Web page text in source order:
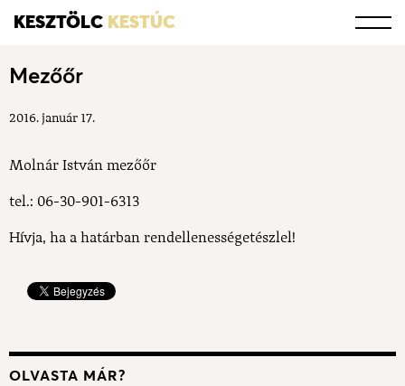
KESZTÖLC KESTÚC
Mezőőr
2016. január 17.
Molnár István mezőőr
tel.: 06-30-901-6313
Hívja, ha a határban rendellenességetészlel!
OLVASTA MÁR?